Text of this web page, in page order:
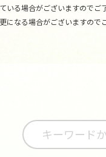
る場合がございますのでご
なる場合がございますので